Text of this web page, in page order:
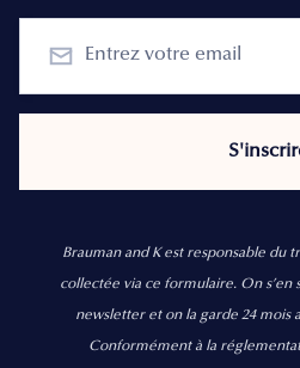
Brauman and K est responsable du
collectée via ce formulaire. On
newsletter et on la garde 24 mois
Conformément à la